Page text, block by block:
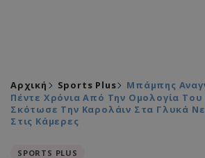
Αρχική Sports Plus
Μπάμπης
Πέντε Χρόνια Από Την Ομολογία
Σκότωσε Την Καρολάιν Στα Γλυκά
Στις Κάμερες
SPORTS PLUS